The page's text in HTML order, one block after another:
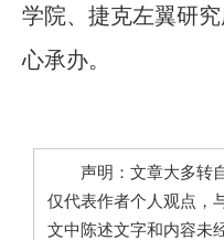
学院、捷克左翼研
心承办。
声明：文章大多转自
仅代表作者个人观点，
文中陈述文字和内容未